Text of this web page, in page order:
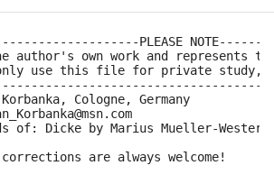
PLEASE
own work and represents
only use this file for private study,
Cologne, Germany
of: Dicke by Marius Mueller-
are always welcome!